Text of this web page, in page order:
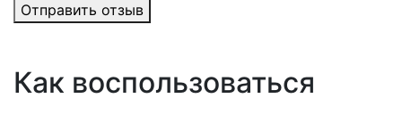
Отправить отзыв
Как воспользоваться